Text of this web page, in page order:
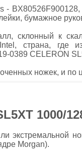
бумажное
склонный к
страна, где
0389 CELERON
ножек, и по
1000/
экстремальной
Morgan).